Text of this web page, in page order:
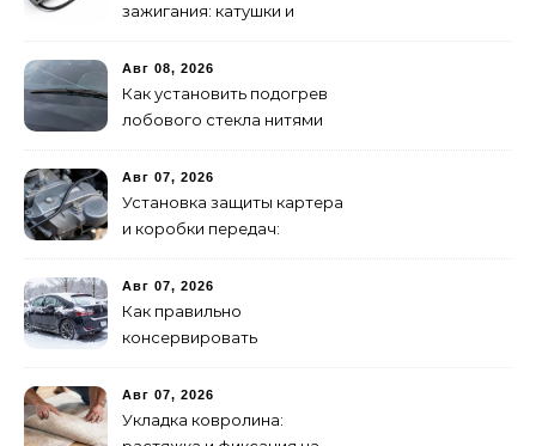
зажигания: катушки и
Авг 08, 2026
Как установить подогрев
лобового стекла нитями
Авг 07, 2026
Установка защиты картера
и коробки передач:
Авг 07, 2026
Как правильно
консервировать
пошаговая инструкция
Авг 07, 2026
Укладка ковролина: